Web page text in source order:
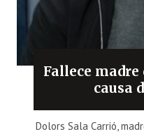
Fallece madre
causa
Dolors Sala Carrió,